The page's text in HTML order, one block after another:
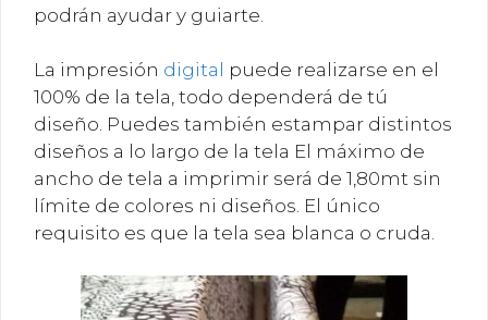
podrán ayudar y guiarte.
La impresión digital
puede realizarse en el
100% de la tela, todo dependerá de tú
diseño. Puedes también estampar distintos
diseños a lo largo de la tela El máximo de
ancho de tela a imprimir será de 1,80mt sin
límite de colores ni diseños. El único
requisito es que la tela sea blanca o cruda.